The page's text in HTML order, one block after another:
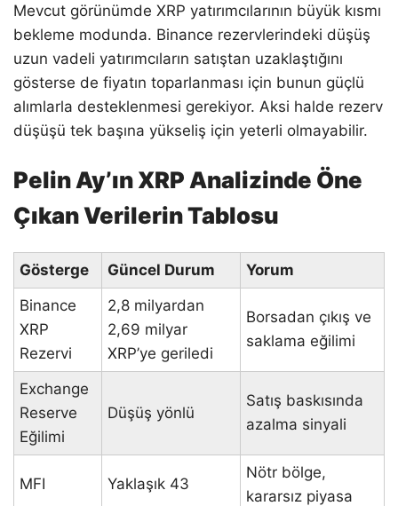
Mevcut görünümde XRP yatırımcılarının büyük kısmı
bekleme modunda. Binance rezervlerindeki düşüş
uzun vadeli yatırımcıların satıştan uzaklaştığını
gösterse de fiyatın toparlanması için bunun güçlü
alımlarla desteklenmesi gerekiyor. Aksi halde rezerv
düşüşü tek başına yükseliş için yeterli olmayabilir.
Pelin Ay’ın XRP Analizinde Öne
Çıkan Verilerin Tablosu
Gösterge Güncel Durum
Yorum
Binance
XRP
Rezervi
2,8 milyardan
2,69 milyar
XRP’ye geriledi
Borsadan çıkış ve
saklama eğilimi
Exchange
Reserve
Eğilimi
Düşüş yönlü
Satış baskısında
azalma sinyali
MFI Yaklaşık 43
Nötr bölge,
kararsız piyasa